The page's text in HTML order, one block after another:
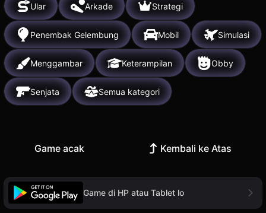
Ular Arkade Strategi
Penembak Gelembung Mobil Simulasi
Menggambar Keterampilan Obby
Senjata Semua kategori
Game acak Kembali ke Atas
Game di HP atau Tablet lo